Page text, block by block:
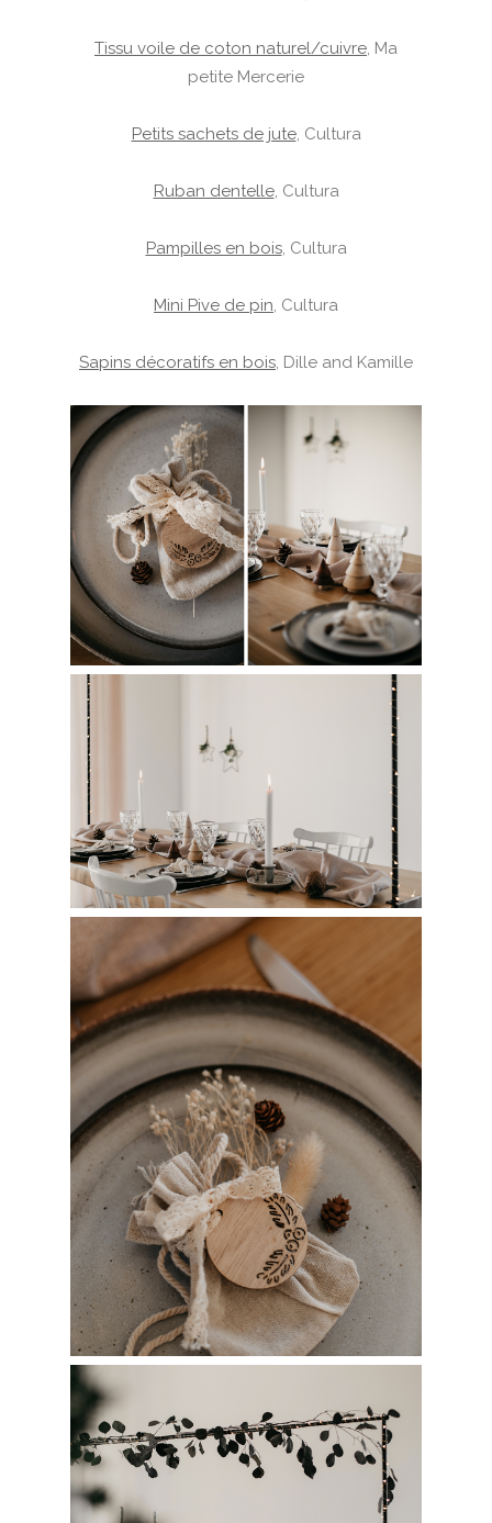
Tissu voile de coton naturel/cuivre , Ma
petite Mercerie
Petits sachets de jute, Cultura
Ruban dentelle, Cultura
Pampilles en bois, Cultura
Mini Pive de pin , Cultura
Sapins décoratifs en bois , Dille and Kamille